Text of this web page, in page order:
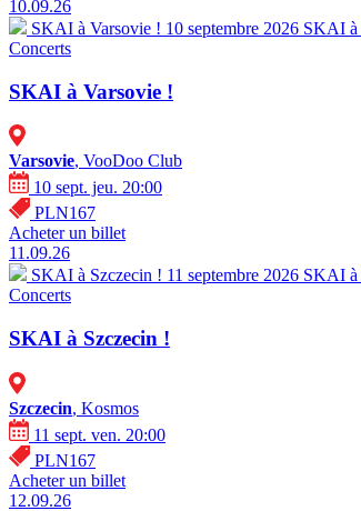
10.09.26
SKAI à Varsovie ! 10 septembre 2026 SKAI
Concerts
SKAI à Varsovie !
Varsovie, VooDoo Club
10 sept. jeu. 20:00
PLN167
Acheter un billet
11.09.26
SKAI à Szczecin ! 11 septembre 2026 SKAI
Concerts
SKAI à Szczecin !
Szczecin, Kosmos
11 sept. ven. 20:00
PLN167
Acheter un billet
12.09.26